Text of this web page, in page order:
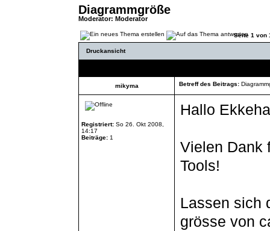
Diagrammgröße
Moderator: Moderator
Seite 1 von
Druckansicht
mikyma Betreff des Beitrags:
Registriert: So 26. Okt 2008,
14:17
Beiträge: 1
Hallo
Vielen Dank
Tools!
Lassen sich
grösse von